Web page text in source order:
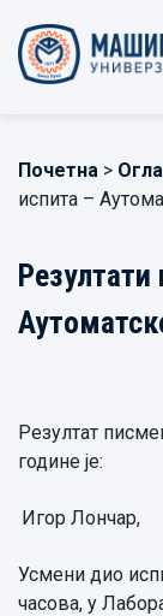
Почетна >
испита –
Резултати
Резултат
године је:
Игор Лончар,
Усмени дио
часова, у